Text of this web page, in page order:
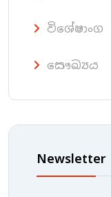
විශේෂාංග
සෞඛ්‍යය
Newsletter